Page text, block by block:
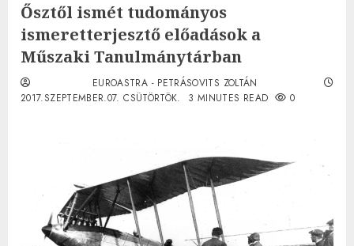
Ősztől ismét tudományos
ismeretterjesztő előadások a
Műszaki Tanulmánytárban
EUROASTRA - PETRÁSOVITS ZOLTÁN
2017.SZEPTEMBER.07. CSÜTÖRTÖK.
3 MINUTES READ 0